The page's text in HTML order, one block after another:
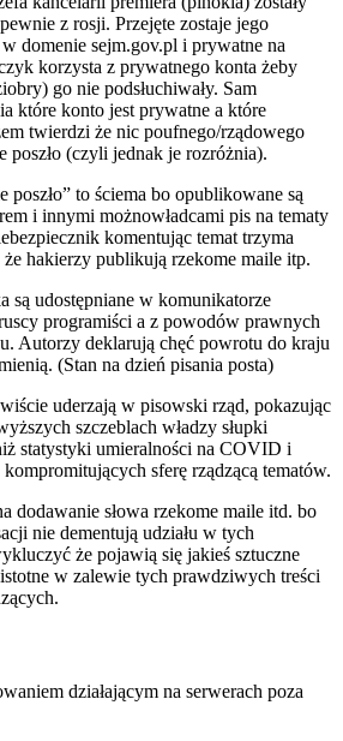
z rosji. Przejęte zostaje jego
domenie sejm.gov.pl i prywatne na
korzysta z prywatnego konta żeby
go nie podsłuchiwały. Sam
które konto jest prywatne a które
twierdzi że nic poufnego/rządowego
poszło (czyli jednak je rozróżnia).
poszło” to ściema bo opublikowane są
i innymi możnowładcami pis na tematy
komentując temat trzyma
że hakierzy publikują rzekome maile itp.
są udostępniane w komunikatorze
programiści a z powodów prawnych
Autorzy deklarują chęć powrotu do kraju
(Stan na dzień pisania posta)
uderzają w pisowski rząd, pokazując
szczeblach władzy słupki
statystyki umieralności na COVID i
sferę rządzącą tematów.
dodawanie słowa rzekome maile itd. bo
nie dementują udziału w tych
że pojawią się jakieś sztuczne
w zalewie tych prawdziwych treści
działającym na serwerach poza